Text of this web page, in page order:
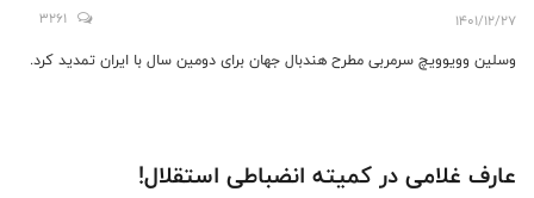
1401/12/27
3261
وسلین وویوویچ سرمربی مطرح هندبال جهان برای دومین سال با ایران تمدید کرد.
عارف غلامی در کمیته انضباطی استقلال!